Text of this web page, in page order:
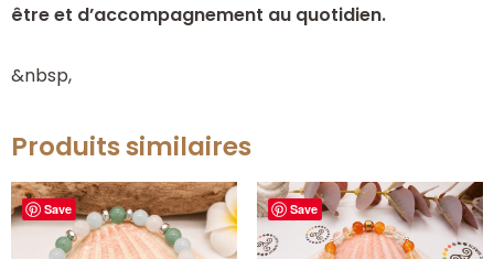
être et d’accompagnement au quotidien.
&nbsp,
Produits similaires
Save Save